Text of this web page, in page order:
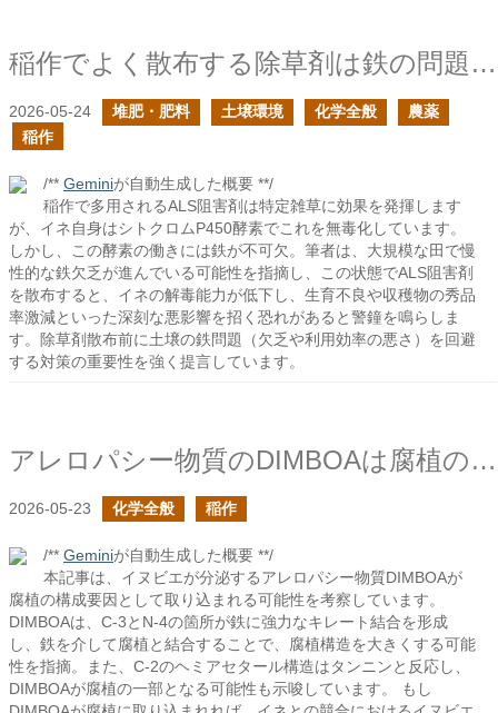
稲作でよく散布する除草剤は鉄の問題を回避してからの方が良いのでは？
2026-05-24 堆肥・肥料 土壌環境 化学全般
農薬
稲作
/** Geminiが自動生成した概要 **/
稲作で多用されるALS阻害剤は特定雑草に効果を発揮します
が、イネ自身はシトクロムP450酵素でこれを無毒化しています。
しかし、この酵素の働きには鉄が不可欠。筆者は、大規模な田で慢
性的な鉄欠乏が進んでいる可能性を指摘し、この状態でALS阻害剤
を散布すると、イネの解毒能力が低下し、生育不良や収穫物の秀品
率激減といった深刻な悪影響を招く恐れがあると警鐘を鳴らしま
す。除草剤散布前に土壌の鉄問題（欠乏や利用効率の悪さ）を回避
する対策の重要性を強く提言しています。
アレロパシー物質のDIMBOAは腐植の構成要因として取り込まれるか？
2026-05-23 化学全般 稲作
/** Geminiが自動生成した概要 **/
本記事は、イヌビエが分泌するアレロパシー物質DIMBOAが
腐植の構成要因として取り込まれる可能性を考察しています。
DIMBOAは、C-3とN-4の箇所が鉄に強力なキレート結合を形成
し、鉄を介して腐植と結合することで、腐植構造を大きくする可能
性を指摘。また、C-2のヘミアセタール構造はタンニンと反応し、
DIMBOAが腐植の一部となる可能性も示唆しています。 もし